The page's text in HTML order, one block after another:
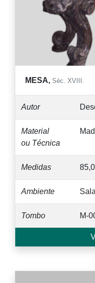
MESA, Séc. XVIII.
Autor
Material
ou Técnica
Medidas
Ambiente
Tombo M-